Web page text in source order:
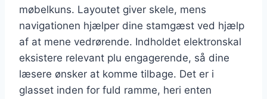
møbelkuns. Layoutet giver skele, mens
navigationen hjælper dine stamgæst ved hjælp
af at mene vedrørende. Indholdet elektronskal
eksistere relevant plu engagerende, så dine
læsere ønsker at komme tilbage. Det er i
glasset inden for fuld ramme, heri enten